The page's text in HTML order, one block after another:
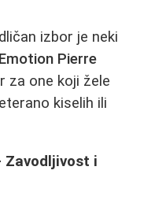
izbor je neki
Emotion Pierre
za one koji žele
kiselih ili
Zavodljivost i